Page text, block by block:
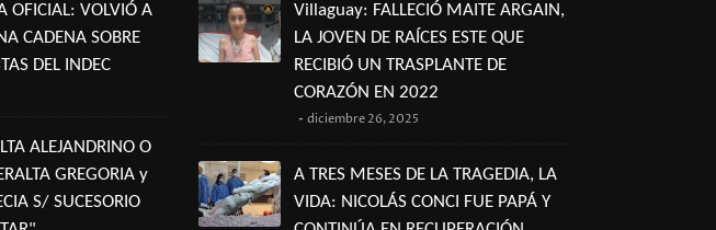
OFICIAL: VOLVIÓ A
CADENA SOBRE
DEL INDEC
ALEJANDRINO O
GREGORIA y
S/ SUCESORIO
Villaguay: FALLECIÓ MAITE ARGAIN,
LA JOVEN DE RAÍCES ESTE QUE
RECIBIÓ UN TRASPLANTE DE
CORAZÓN EN 2022
diciembre 26, 2025
A TRES MESES DE LA TRAGEDIA, LA
VIDA: NICOLÁS CONCI FUE PAPÁ Y